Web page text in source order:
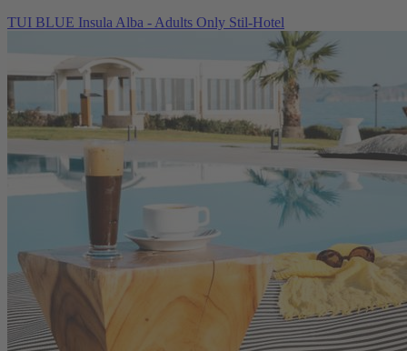
TUI BLUE Insula Alba - Adults Only Stil-Hotel